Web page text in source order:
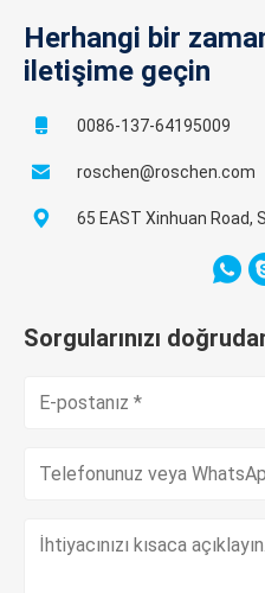
Herhangi bir
iletişime geçin
0086-137-64195009
roschen@roschen.com
65 EAST Xinhuan Road,
Sorgularınızı